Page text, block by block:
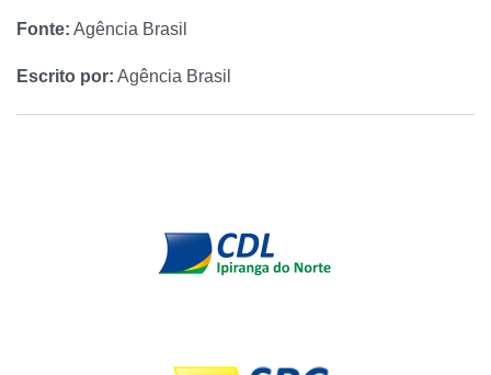
Fonte: Agência Brasil
Escrito por: Agência Brasil